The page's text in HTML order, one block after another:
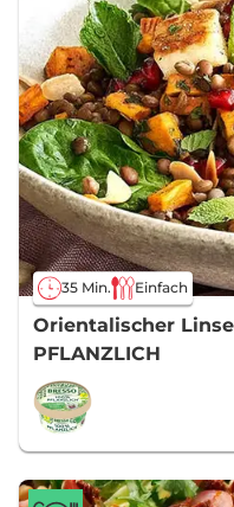
35 Min. Einfach
Orientalischer
PFLANZLICH